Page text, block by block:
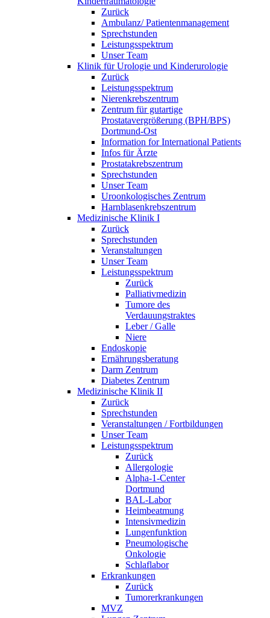
Zurück
Ambulanz/ Patientenmanagement
Sprechstunden
Leistungsspektrum
Unser Team
Klinik für Urologie und Kinderurologie
Zurück
Leistungsspektrum
Nierenkrebszentrum
Zentrum für gutartige
Prostatavergrößerung (BPH/BPS)
Dortmund-Ost
Information for International Patients
Infos für Ärzte
Prostatakrebszentrum
Sprechstunden
Unser Team
Uroonkologisches Zentrum
Harnblasenkrebszentrum
Medizinische Klinik I
Zurück
Sprechstunden
Veranstaltungen
Unser Team
Leistungsspektrum
Zurück
Palliativmedizin
Tumore des
Verdauungstraktes
Leber / Galle
Niere
Endoskopie
Ernährungsberatung
Darm Zentrum
Diabetes Zentrum
Medizinische Klinik II
Zurück
Sprechstunden
Veranstaltungen / Fortbildungen
Unser Team
Leistungsspektrum
Zurück
Allergologie
Alpha-1-Center
Dortmund
BAL-Labor
Heimbeatmung
Intensivmedizin
Lungenfunktion
Pneumologische
Onkologie
Schlaflabor
Erkrankungen
Zurück
Tumorerkrankungen
MVZ